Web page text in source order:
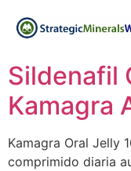
Sildenafil
Kamagra
Kamagra Oral Jelly
comprimido diaria